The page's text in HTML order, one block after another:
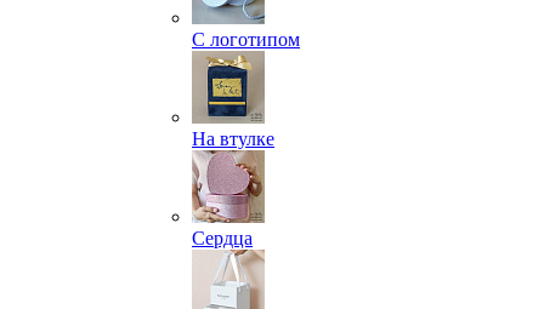
С логотипом
На втулке
Сердца